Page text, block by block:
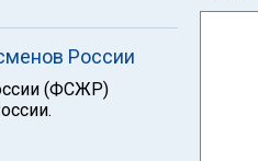
России
(ФСЖР)